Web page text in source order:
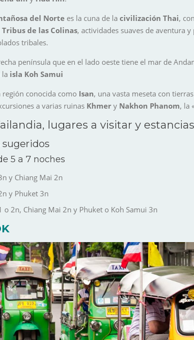
del Norte es la cuna de la civilización Thai,
Tribus de las Colinas, actividades suaves de aventura
tribales.
península que en el lado oeste tiene el mar de
la isla Koh Samui
región conocida como Isan, una vasta meseta con
a varias ruinas Khmer y Nakhon Phanom, la
lugares a visitar y
5 a 7 noches
y Chiang Mai 2n
y Phuket 3n
o 2n, Chiang Mai 2n y Phuket o Koh Samui 3n